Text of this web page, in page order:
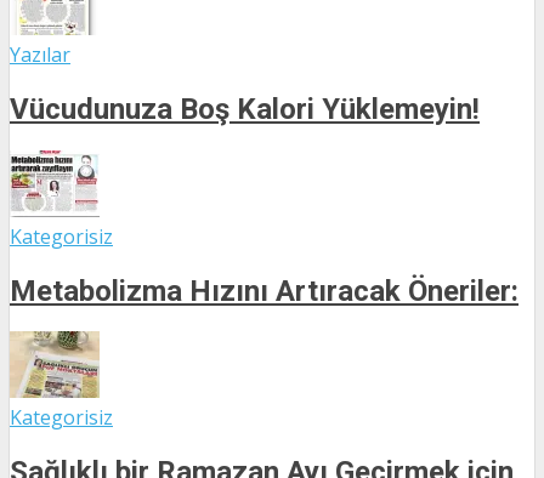
Yazılar
Vücudunuza Boş Kalori Yüklemeyin!
Kategorisiz
Metabolizma Hızını Artıracak Öneriler:
Kategorisiz